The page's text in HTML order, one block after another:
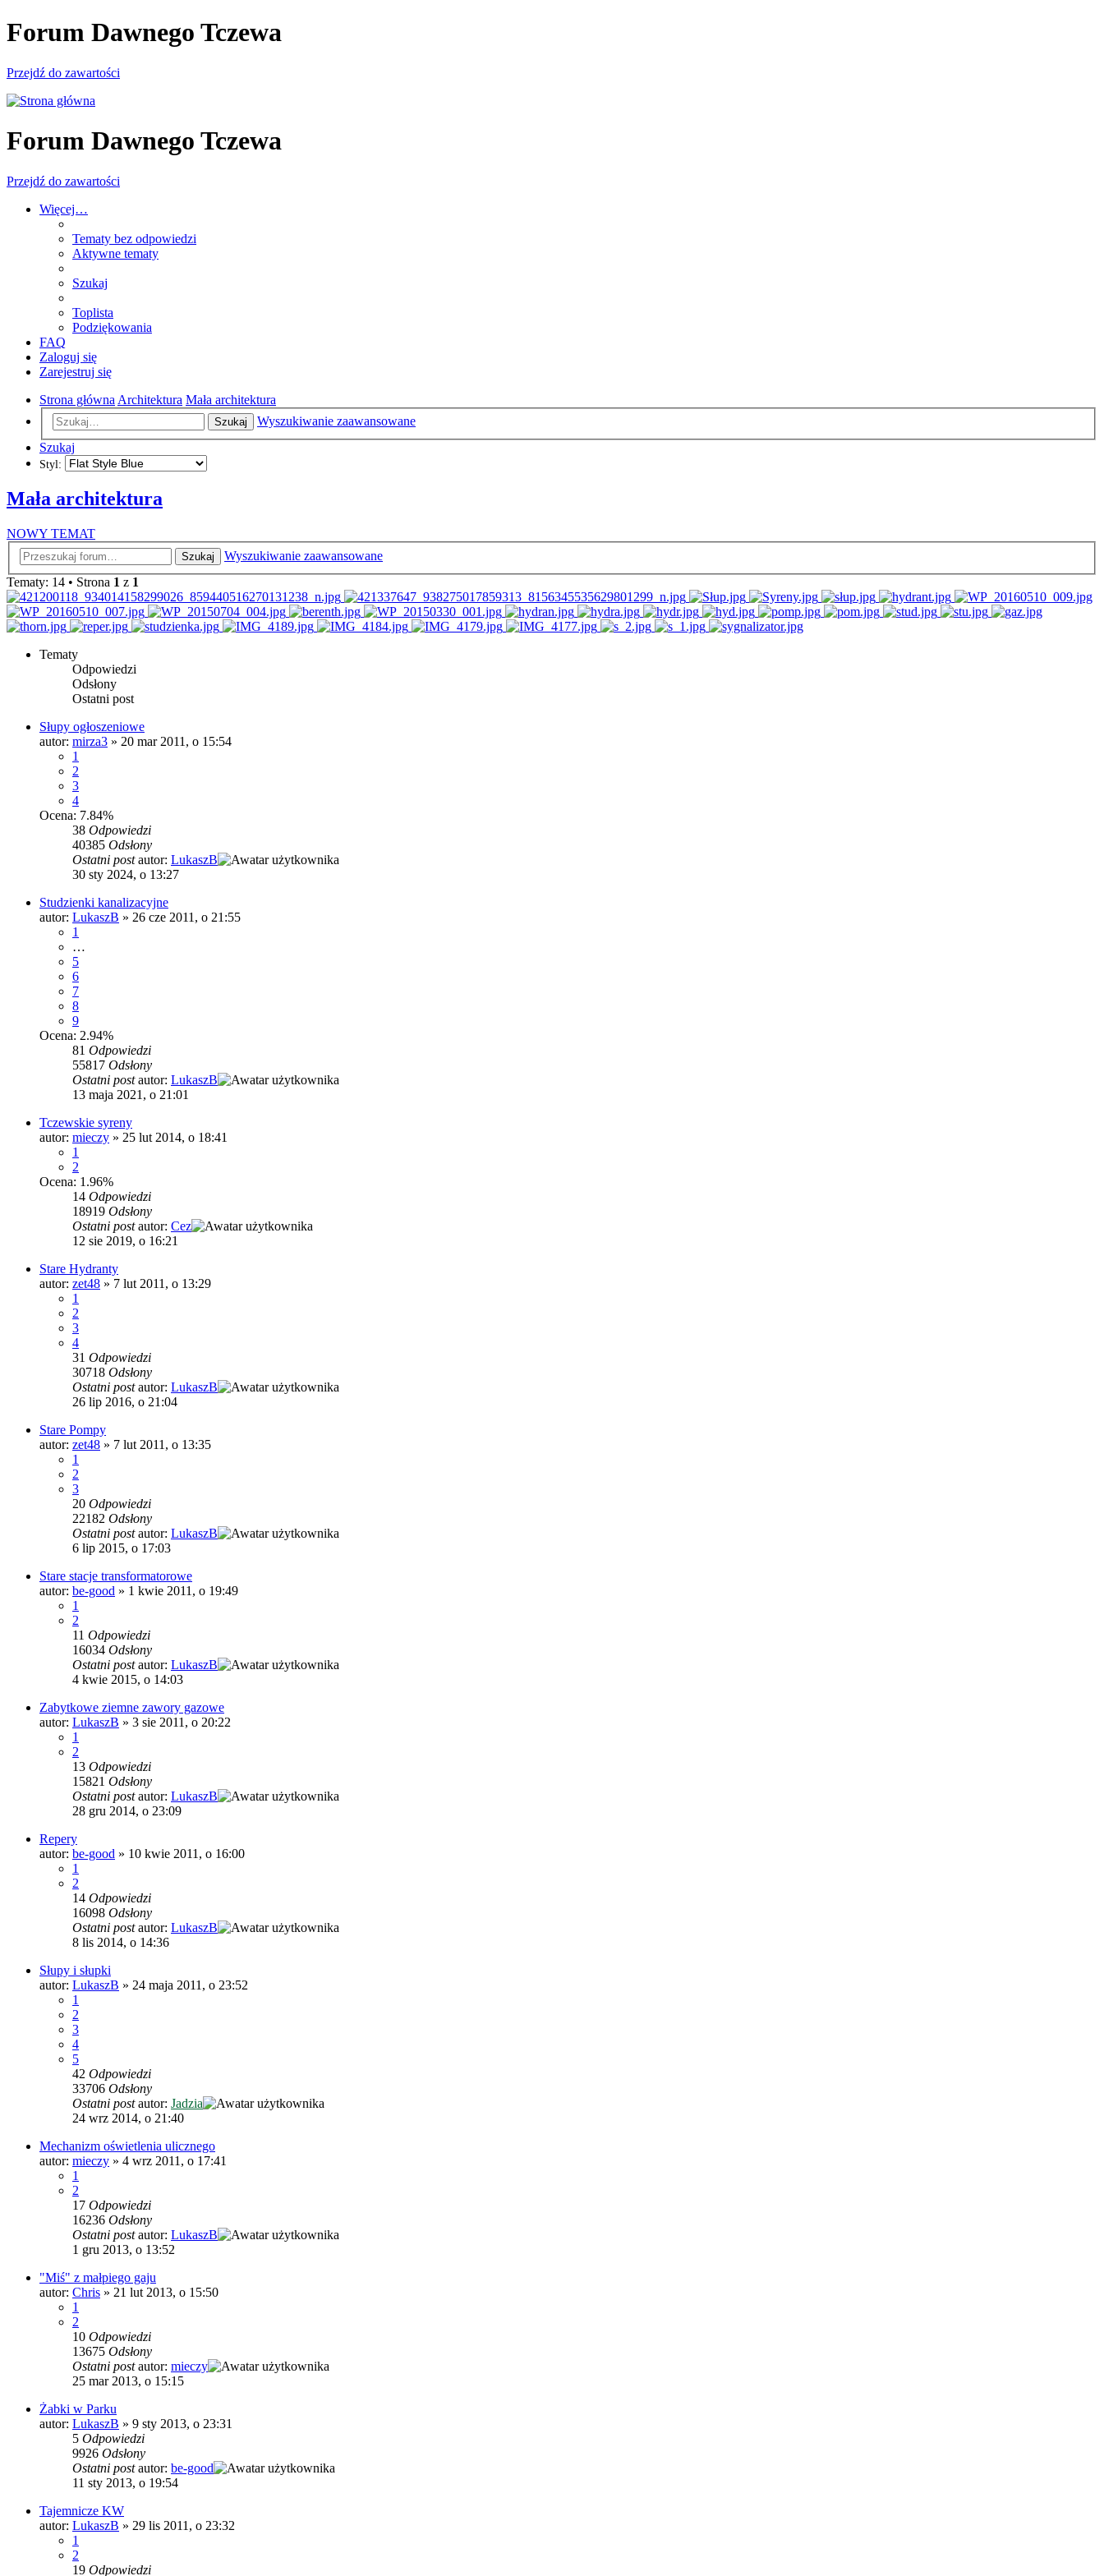
Forum Dawnego Tczewa
Przejdź do zawartości
Forum Dawnego Tczewa
Przejdź do zawartości
Więcej…
Tematy bez odpowiedzi
Aktywne tematy
Szukaj
Toplista
Podziękowania
FAQ
Zaloguj się
Zarejestruj się
Strona główna Architektura Mała architektura
Szukaj
Wyszukiwanie zaawansowane
Szukaj
Styl:
Mała architektura
NOWY TEMAT
Szukaj
Wyszukiwanie zaawansowane
Tematy: 14 • Strona 1 z 1
Tematy
Odpowiedzi
Odsłony
Ostatni post
Słupy ogłoszeniowe
autor: mirza3 » 20 mar 2011, o 15:54
1
2
3
4
Ocena: 7.84%
38 Odpowiedzi
40385 Odsłony
Ostatni postautor: LukaszB
30 sty 2024, o 13:27
Studzienki kanalizacyjne
autor: LukaszB » 26 cze 2011, o 21:55
1
…
5
6
7
8
9
Ocena: 2.94%
81 Odpowiedzi
55817 Odsłony
Ostatni postautor: LukaszB
13 maja 2021, o 21:01
Tczewskie syreny
autor: mieczy » 25 lut 2014, o 18:41
1
2
Ocena: 1.96%
14 Odpowiedzi
18919 Odsłony
Ostatni postautor: Cez
12 sie 2019, o 16:21
Stare Hydranty
autor: zet48 » 7 lut 2011, o 13:29
1
2
3
4
31 Odpowiedzi
30718 Odsłony
Ostatni postautor: LukaszB
26 lip 2016, o 21:04
Stare Pompy
autor: zet48 » 7 lut 2011, o 13:35
1
2
3
20 Odpowiedzi
22182 Odsłony
Ostatni postautor: LukaszB
6 lip 2015, o 17:03
Stare stacje transformatorowe
autor: be-good » 1 kwie 2011, o 19:49
1
2
11 Odpowiedzi
16034 Odsłony
Ostatni postautor: LukaszB
4 kwie 2015, o 14:03
Zabytkowe ziemne zawory gazowe
autor: LukaszB » 3 sie 2011, o 20:22
1
2
13 Odpowiedzi
15821 Odsłony
Ostatni postautor: LukaszB
28 gru 2014, o 23:09
Repery
autor: be-good » 10 kwie 2011, o 16:00
1
2
14 Odpowiedzi
16098 Odsłony
Ostatni postautor: LukaszB
8 lis 2014, o 14:36
Słupy i słupki
autor: LukaszB » 24 maja 2011, o 23:52
1
2
3
4
5
42 Odpowiedzi
33706 Odsłony
Ostatni postautor: Jadzia
24 wrz 2014, o 21:40
Mechanizm oświetlenia ulicznego
autor: mieczy » 4 wrz 2011, o 17:41
1
2
17 Odpowiedzi
16236 Odsłony
Ostatni postautor: LukaszB
1 gru 2013, o 13:52
"Miś" z małpiego gaju
autor: Chris » 21 lut 2013, o 15:50
1
2
10 Odpowiedzi
13675 Odsłony
Ostatni postautor: mieczy
25 mar 2013, o 15:15
Żabki w Parku
autor: LukaszB » 9 sty 2013, o 23:31
5 Odpowiedzi
9926 Odsłony
Ostatni postautor: be-good
11 sty 2013, o 19:54
Tajemnicze KW
autor: LukaszB » 29 lis 2011, o 23:32
1
2
19 Odpowiedzi